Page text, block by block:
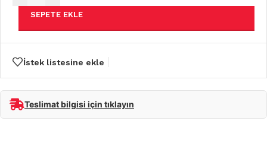
SEPETE EKLE
İstek listesine ekle
Teslimat bilgisi için tıklayın